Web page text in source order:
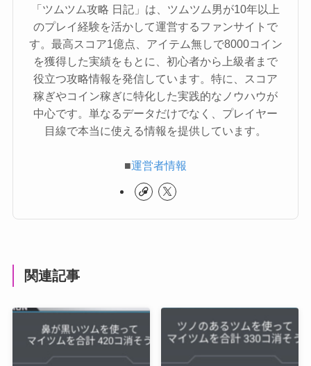
「ツムツム攻略 日記」は、ツムツム男が10年以上
のプレイ経験を活かして運営するファンサイトで
す。最高スコア1億点、アイテム無しで8000コイン
を獲得した実績をもとに、初心者から上級者まで
役立つ攻略情報を発信しています。特に、スコア
稼ぎやコイン稼ぎに特化した実践的なノウハウが
中心です。単なるデータだけでなく、プレイヤー
目線で本当に使える情報を提供しています。
■運営者情報
関連記事